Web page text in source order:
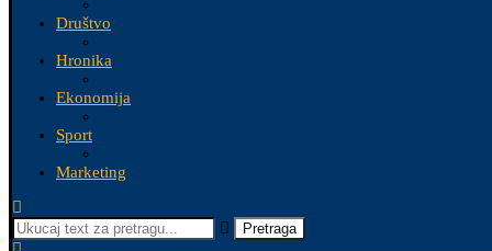
Društvo
Hronika
Ekonomija
Sport
Marketing
Pretraga